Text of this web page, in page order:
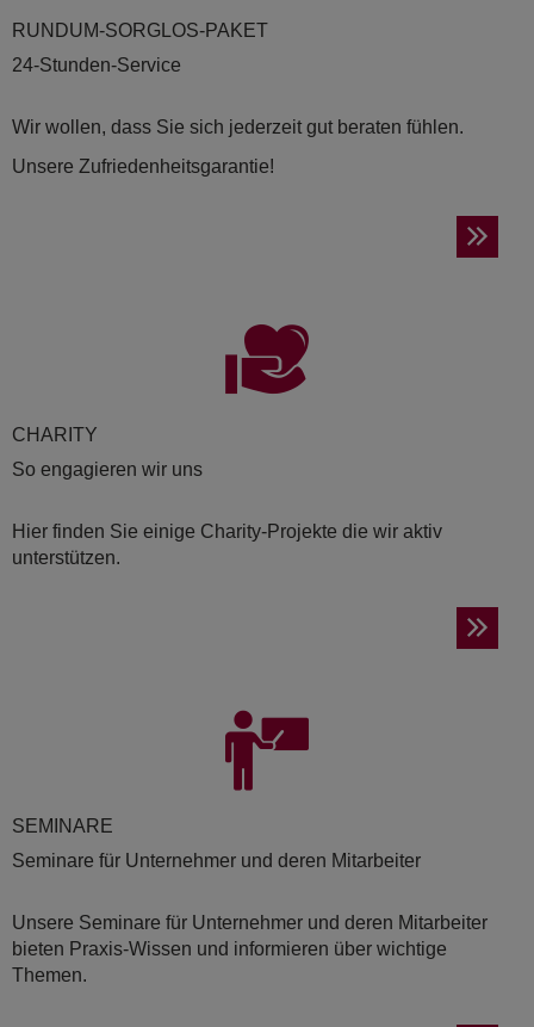
RUND­UM-SORG­LOS-PAKET
24-Stunden-Service
Wir wollen, dass Sie sich jederzeit gut beraten fühlen.
Unsere Zufriedenheitsgarantie!
CHA­RI­TY
So engagieren wir uns
Hier finden Sie einige Charity-Projekte die wir aktiv
unterstützen.
SE­MI­NA­RE
Seminare für Unternehmer und deren Mitarbeiter
Unsere Seminare für Unternehmer und deren Mitarbeiter
bieten Praxis-Wissen und informieren über wichtige
Themen.